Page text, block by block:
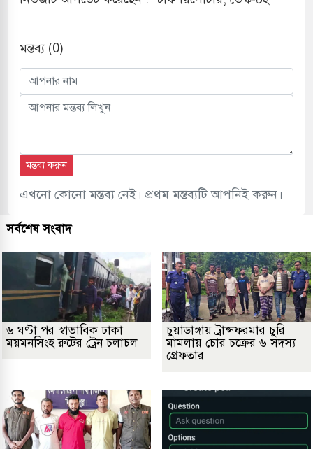
মন্তব্য (0)
মন্তব্য করুন
এখনো কোনো মন্তব্য নেই। প্রথম মন্তব্যটি আপনিই করুন।
সর্বশেষ সংবাদ
৬ ঘণ্টা পর স্বাভাবিক ঢাকা
ময়মনসিংহ রুটের ট্রেন চলাচল
চুয়াডাঙ্গায় ট্রান্সফরমার চুরি
মামলায় চোর চক্রের ৬ সদস্য
গ্রেফতার